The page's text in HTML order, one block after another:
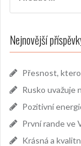
Nejnovější
Přesnost,
Rusko uvažuje
Pozitivní
První rande ve
Krásná a